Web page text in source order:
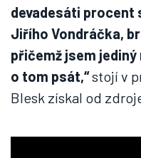
devadesáti procent
Jiřího Vondráčka,
přičemž jsem
o tom psát,“stojí v
Blesk získal od